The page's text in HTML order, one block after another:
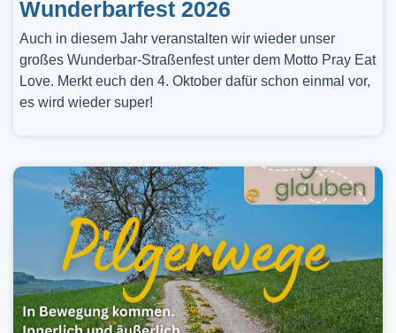
Wunderbarfest 2026
Auch in diesem Jahr veranstalten wir wieder unser
großes Wunderbar-Straßenfest unter dem Motto Pray Eat
Love. Merkt euch den 4. Oktober dafür schon einmal vor,
es wird wieder super!